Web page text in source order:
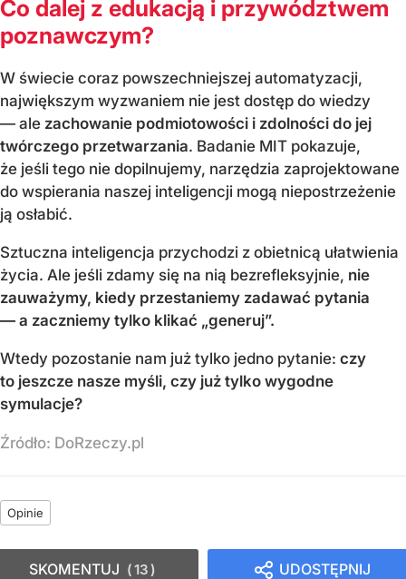
Co dalej z edukacją i przywództwem
poznawczym?
W świecie coraz powszechniejszej automatyzacji,
największym wyzwaniem nie jest dostęp do wiedzy
— ale zachowanie podmiotowości i zdolności do jej
twórczego przetwarzania. Badanie MIT pokazuje,
że jeśli tego nie dopilnujemy, narzędzia zaprojektowane
do wspierania naszej inteligencji mogą niepostrzeżenie
ją osłabić.
Sztuczna inteligencja przychodzi z obietnicą ułatwienia
życia. Ale jeśli zdamy się na nią bezrefleksyjnie, nie
zauważymy, kiedy przestaniemy zadawać pytania
— a zaczniemy tylko klikać „generuj”.
Wtedy pozostanie nam już tylko jedno pytanie: czy
to jeszcze nasze myśli, czy już tylko wygodne
symulacje?
Źródło: DoRzeczy.pl
Opinie
UDOSTĘPNIJ
SKOMENTUJ 13